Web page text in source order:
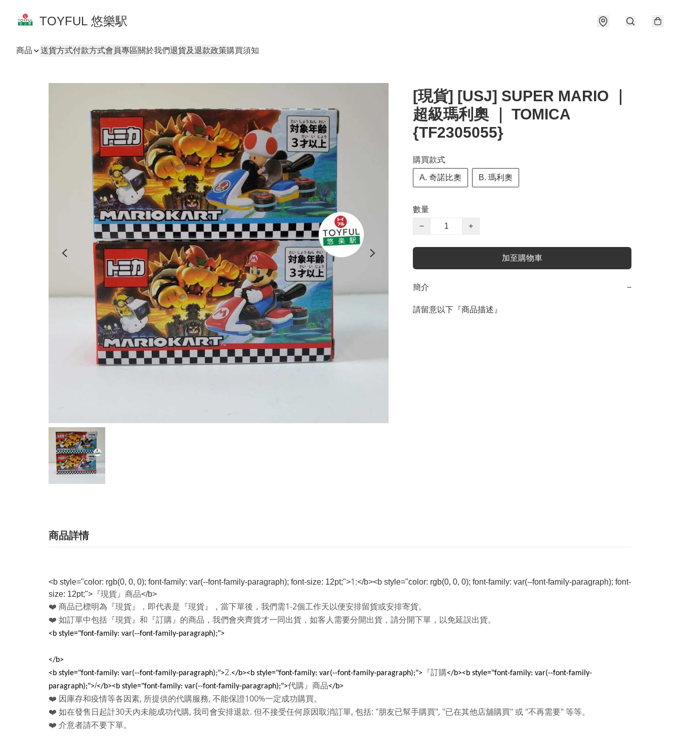
TOYFUL 悠樂駅
商品 送貨方式付款方式會員專區關於我們退貨及退款政策購買須知
[現貨] [USJ] SUPER MARIO ｜
超級瑪利奧 ｜ TOMICA
{TF2305055}
購買款式
A. 奇諾比奧 B. 瑪利奧
數量
−
+
加至購物車
簡介 −
請留意以下『商品描述』
商品詳情
<b style="color: rgb(0, 0, 0); font-family: var(--font-family-paragraph); font-size: 12pt;">1:</b><b style="color: rgb(0, 0, 0); font-family: var(--font-family-paragraph); font-
size: 12pt;"> 『現貨』商品</b>
❤️ 商品已標明為『現貨』，即代表是『現貨』，當下單後，我們需1-2個工作天以便安排留貨或安排寄貨。
❤️ 如訂單中包括『現貨』和『訂購』的商品，我們會夾齊貨才一同出貨，如客人需要分開出貨，請分開下單，以免延誤出貨。
<b style="font-family: var(--font-family-paragraph);">
</b>
<b style="font-family: var(--font-family-paragraph);">2.</b><b style="font-family: var(--font-family-paragraph);"> 『訂購</b><b style="font-family: var(--font-family-
paragraph);">/</b><b style="font-family: var(--font-family-paragraph);">代購』商品</b>
❤️ 因庫存和疫情等各因素, 所提供的代購服務, 不能保證100%一定成功購買。
❤️ 如在發售日起計30天內未能成功代購, 我司會安排退款. 但不接受任何原因取消訂單, 包括: "朋友已幫手購買", "已在其他店舖購買" 或 "不再需要" 等等。
❤️ 介意者請不要下單。